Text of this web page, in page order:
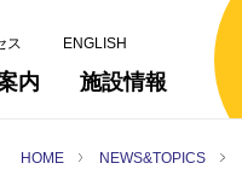
内 施設情報
ス ENGLISH
HOME NEWS&TOPICS